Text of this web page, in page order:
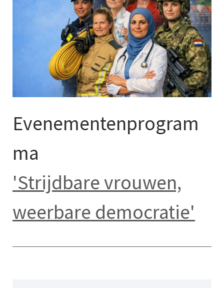
Evenementenprogram
ma
'Strijdbare vrouwen,
weerbare democratie'